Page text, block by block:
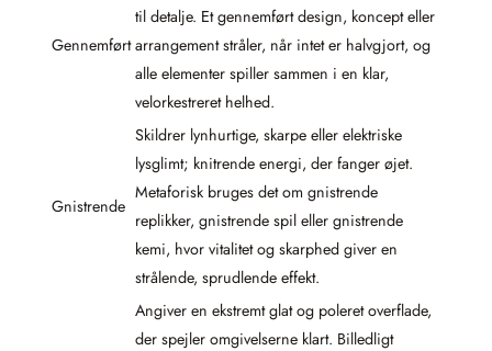
Gennemført
til detalje. Et gennemført design, koncept eller
arrangement stråler, når intet er halvgjort, og
alle elementer spiller sammen i en klar,
velorkestreret helhed.
Gnistrende
Skildrer lynhurtige, skarpe eller elektriske
lysglimt; knitrende energi, der fanger øjet.
Metaforisk bruges det om gnistrende
replikker, gnistrende spil eller gnistrende
kemi, hvor vitalitet og skarphed giver en
strålende, sprudlende effekt.
Angiver en ekstremt glat og poleret overflade,
der spejler omgivelserne klart. Billedligt